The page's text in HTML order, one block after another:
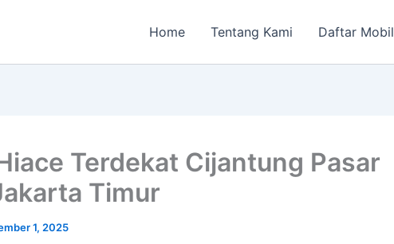
Home Tentang Kami Daftar Mobil
Terdekat Cijantung Pasar
Timur
1, 2025